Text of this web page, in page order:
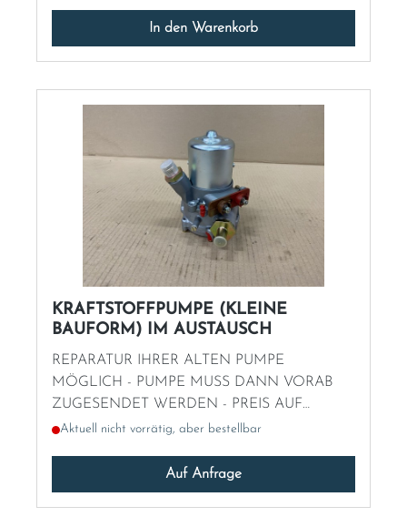
In den Warenkorb
KRAFTSTOFFPUMPE (KLEINE
BAUFORM) IM AUSTAUSCH
REPARATUR IHRER ALTEN PUMPE
MÖGLICH - PUMPE MUSS DANN VORAB
ZUGESENDET WERDEN - PREIS AUF
ANFRAGE
Aktuell nicht vorrätig, aber bestellbar
Auf Anfrage